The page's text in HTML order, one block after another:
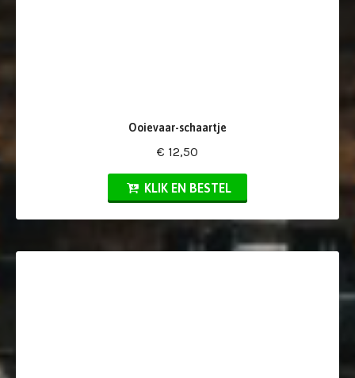
Ooievaar-schaartje
€ 12,50
KLIK EN BESTEL